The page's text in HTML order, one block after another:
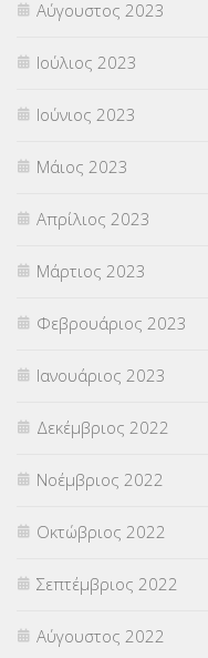
Αύγουστος 2023
Ιούλιος 2023
Ιούνιος 2023
Μάιος 2023
Απρίλιος 2023
Μάρτιος 2023
Φεβρουάριος 2023
Ιανουάριος 2023
Δεκέμβριος 2022
Νοέμβριος 2022
Οκτώβριος 2022
Σεπτέμβριος 2022
Αύγουστος 2022